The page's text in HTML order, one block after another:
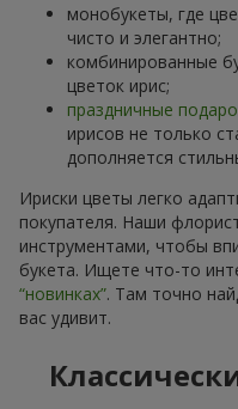
монобукеты, где
чисто и элегантно;
комбинированные
цветок ирис;
праздничные
ирисов не только
дополняется
Ириски цветы легко
покупателя. Наши
инструментами, чтобы
букета. Ищете что-то
“новинках”. Там точно
вас удивит.